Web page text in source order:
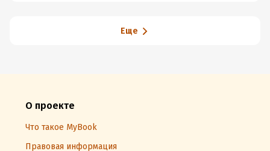
Еще
О проекте
Что такое MyBook
Правовая информация